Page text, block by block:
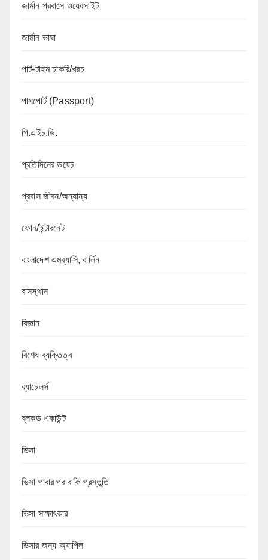
জার্মান প্রবাসে ওয়েবসাইট
জার্মান ভাষা
পার্ট-টাইম চাকরি/খরচ
পাসপোর্ট (Passport)
পি.এইচ.ডি.
প্রতিদিনের ডয়েচ
প্রবাস জীবন/অন্যান্য
ফোন/ইন্টারনেট
বাংলাদেশ এমব্যাসি, বার্লিন
বাসস্থান
বিজ্ঞান
বিশেষ ব্যক্তিত্ব
ব্যাচেলর্স
ব্লকড একাউন্ট
ভিসা
ভিসা পাবার পর বাকি প্রস্তুতি
ভিসা সাক্ষাৎকার
ভিসার জন্য অ্যাপিল